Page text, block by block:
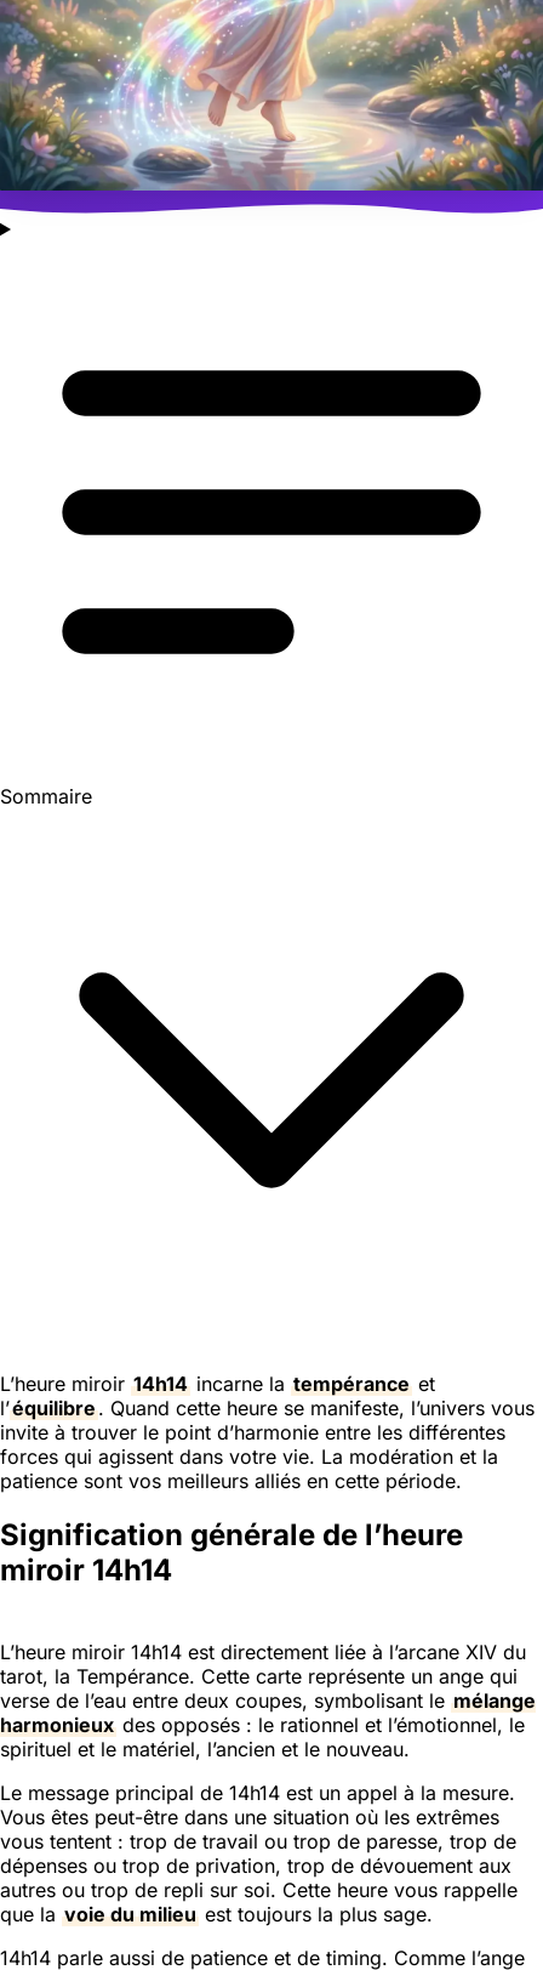
Sommaire
L’heure miroir 14h14 incarne la tempérance et
l’équilibre. Quand cette heure se manifeste, l’univers vous
invite à trouver le point d’harmonie entre les différentes
forces qui agissent dans votre vie. La modération et la
patience sont vos meilleurs alliés en cette période.
Signification générale de l’heure
miroir 14h14
L’heure miroir 14h14 est directement liée à l’arcane XIV du
tarot, la Tempérance. Cette carte représente un ange qui
verse de l’eau entre deux coupes, symbolisant le mélange
harmonieux des opposés : le rationnel et l’émotionnel, le
spirituel et le matériel, l’ancien et le nouveau.
Le message principal de 14h14 est un appel à la mesure.
Vous êtes peut-être dans une situation où les extrêmes
vous tentent : trop de travail ou trop de paresse, trop de
dépenses ou trop de privation, trop de dévouement aux
autres ou trop de repli sur soi. Cette heure vous rappelle
que la voie du milieu est toujours la plus sage.
14h14 parle aussi de patience et de timing. Comme l’ange